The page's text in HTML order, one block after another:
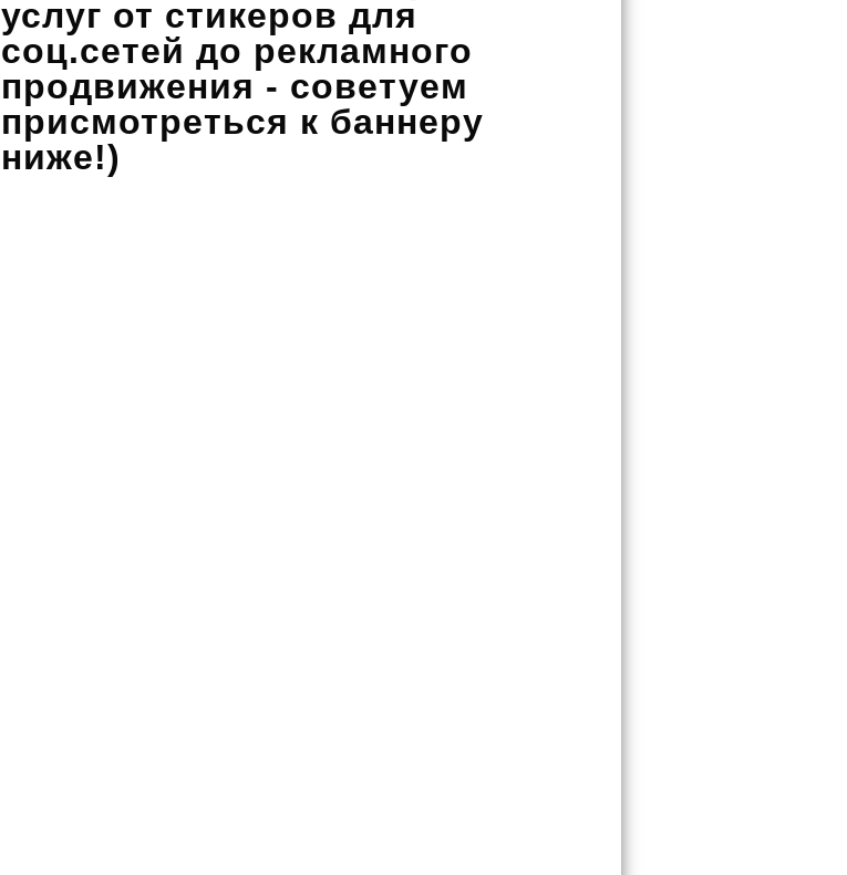
услуг от стикеров для
соц.сетей до рекламного
продвижения - советуем
присмотреться к баннеру
ниже!)